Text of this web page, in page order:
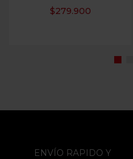
$279.900
ENVÍO RAPIDO Y